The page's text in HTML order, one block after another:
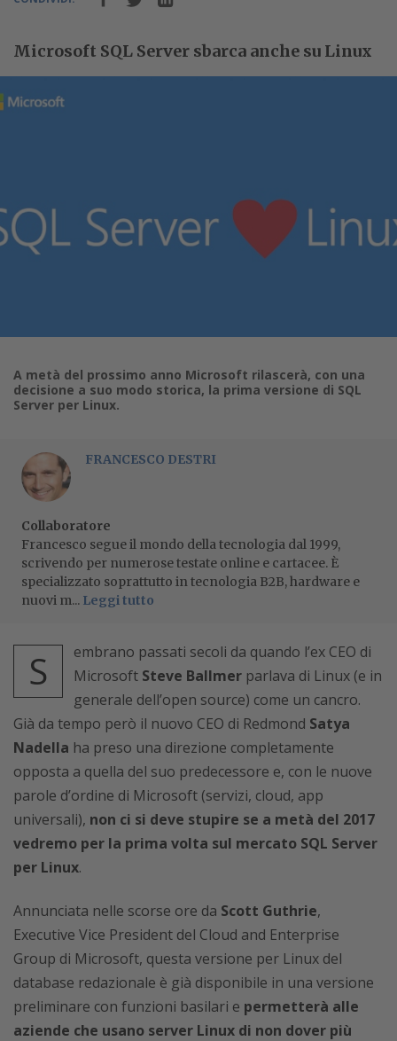
Microsoft SQL Server sbarca anche su Linux
A metà del prossimo anno Microsoft rilascerà, con una
decisione a suo modo storica, la prima versione di SQL
Server per Linux.
FRANCESCO DESTRI
Collaboratore
Francesco segue il mondo della tecnologia dal 1999,
scrivendo per numerose testate online e cartacee. È
specializzato soprattutto in tecnologia B2B, hardware e
nuovi m... Leggi tutto
S
embrano passati secoli da quando l’ex CEO di
Microsoft Steve Ballmer parlava di Linux (e in
generale dell’open source) come un cancro.
Già da tempo però il nuovo CEO di Redmond Satya
Nadella ha preso una direzione completamente
opposta a quella del suo predecessore e, con le nuove
parole d’ordine di Microsoft (servizi, cloud, app
universali), non ci si deve stupire se a metà del 2017
vedremo per la prima volta sul mercato SQL Server
per Linux.
Annunciata nelle scorse ore da Scott Guthrie,
Executive Vice President del Cloud and Enterprise
Group di Microsoft, questa versione per Linux del
database redazionale è già disponibile in una versione
preliminare con funzioni basilari e permetterà alle
aziende che usano server Linux di non dover più